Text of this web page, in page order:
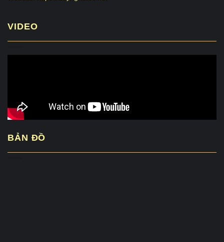
VIDEO
BẢN ĐỒ